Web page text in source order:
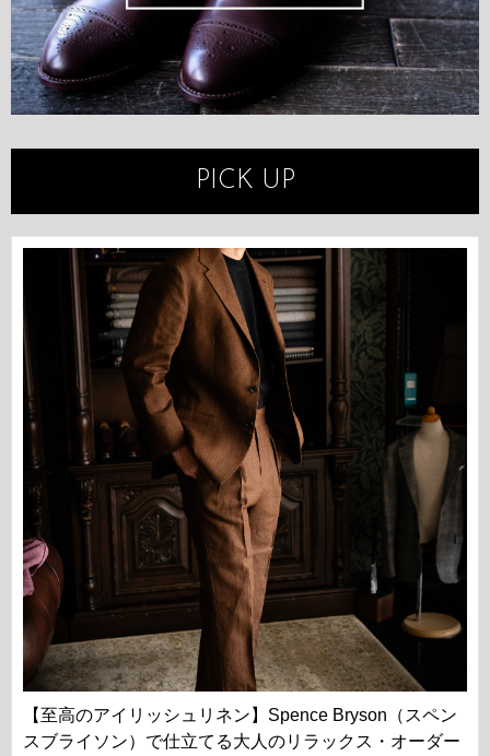
PICK UP
【至高のアイリッシュリネン】Spence Bryson（スペン
スブライソン）で仕立てる大人のリラックス・オーダー